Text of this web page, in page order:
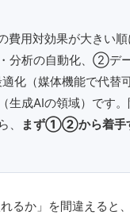
費用対効果が大きい
分析の自動化、②デ
化（媒体機能で代替
生成AIの領域）です
、
まず①②から着手
れるか」を間違えると